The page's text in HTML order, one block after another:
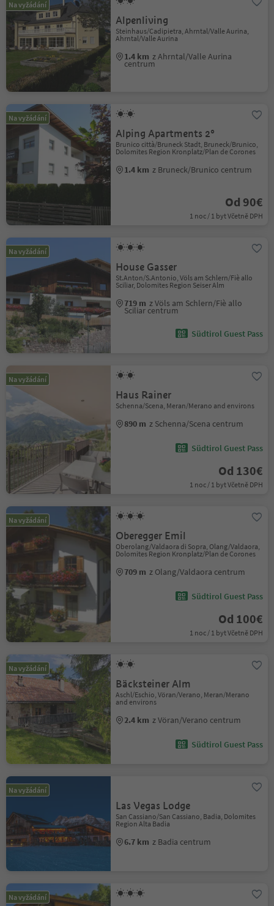
Na vyžádání
Alpenliving
Steinhaus/Cadipietra, Ahrntal/Valle Aurina,
Ahrntal/Valle Aurina
1.4 km z Ahrntal/Valle Aurina
centrum
Na vyžádání
Alping Apartments 2°
Brunico città/Bruneck Stadt, Bruneck/Brunico,
Dolomites Region Kronplatz/Plan de Corones
1.4 km z Bruneck/Brunico centrum
Od 90€
1 noc / 1 byt Včetně DPH
Na vyžádání
House Gasser
St.Anton/S.Antonio, Völs am Schlern/Fiè allo
Sciliar, Dolomites Region Seiser Alm
719 m z Völs am Schlern/Fiè allo
Sciliar centrum
Südtirol Guest Pass
Na vyžádání
Haus Rainer
Schenna/Scena, Meran/Merano and environs
890 m z Schenna/Scena centrum
Südtirol Guest Pass
Od 130€
1 noc / 1 byt Včetně DPH
Na vyžádání
Oberegger Emil
Oberolang/Valdaora di Sopra, Olang/Valdaora,
Dolomites Region Kronplatz/Plan de Corones
709 m z Olang/Valdaora centrum
Südtirol Guest Pass
Od 100€
1 noc / 1 byt Včetně DPH
Na vyžádání
Bäcksteiner Alm
Aschl/Eschio, Vöran/Verano, Meran/Merano
and environs
2.4 km z Vöran/Verano centrum
Südtirol Guest Pass
Na vyžádání
Las Vegas Lodge
San Cassiano/San Cassiano, Badia, Dolomites
Region Alta Badia
6.7 km z Badia centrum
Na vyžádání